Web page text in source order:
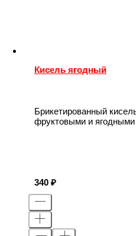
Кисель ягодный
Брикетированный
фруктовыми и ягодными
340